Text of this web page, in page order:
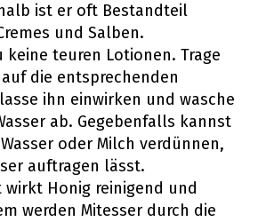
ist er oft Bestandteil
und Salben.
keine teuren Lotionen. Trage
die entsprechenden
ihn einwirken und wasche
ab. Gegebenfalls kannst
oder Milch verdünnen,
auftragen lässt.
Honig reinigend und
werden Mitesser durch die